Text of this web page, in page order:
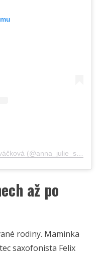
až po
rodiny. Maminka
saxofonista Felix